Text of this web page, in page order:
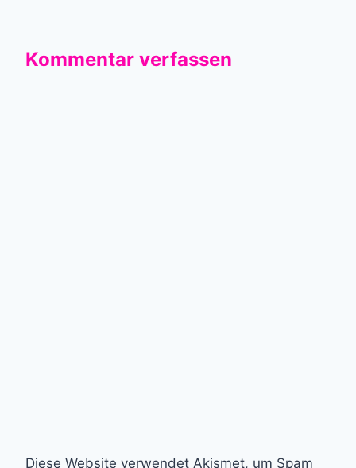
Kommentar verfassen
Diese Website verwendet Akismet, um Spam